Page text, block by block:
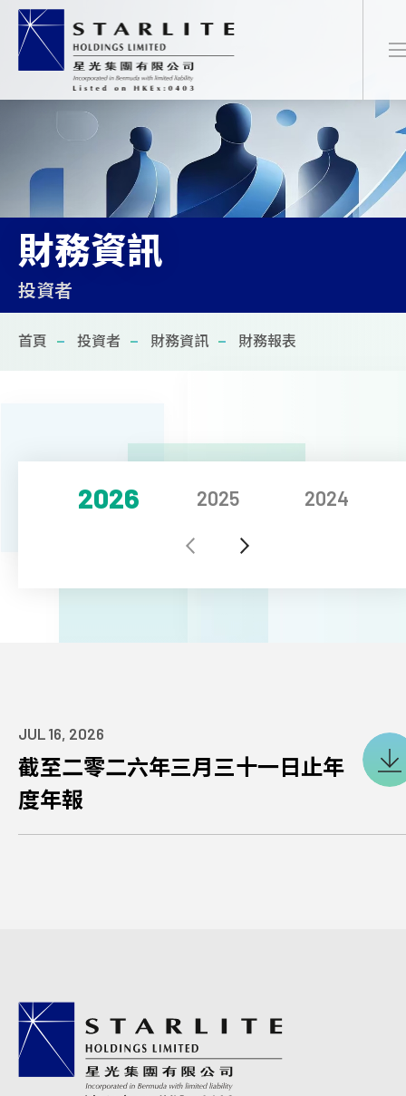
財務資訊
投資者
首頁 投資者 財務資訊 財務報表
2026 2025 2024
JUL 16, 2026
截至二零二六年三月三十一日止年
度年報
繁
首頁
關於我們
首席執行官
董事會
財務資訊